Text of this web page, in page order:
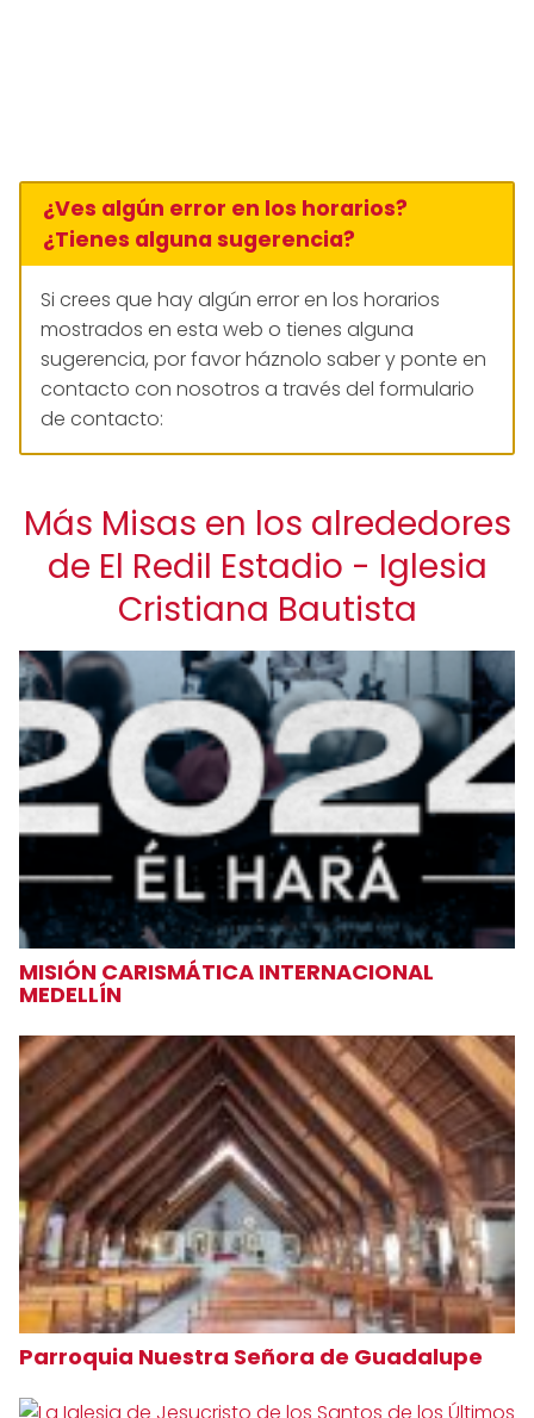
¿Ves algún error en los horarios?
¿Tienes alguna sugerencia?
Si crees que hay algún error en los horarios
mostrados en esta web o tienes alguna
sugerencia, por favor háznolo saber y ponte en
contacto con nosotros a través del formulario
de contacto:
Más Misas en los alrededores
de El Redil Estadio - Iglesia
Cristiana Bautista
MISIÓN CARISMÁTICA INTERNACIONAL
MEDELLÍN
Parroquia Nuestra Señora de Guadalupe